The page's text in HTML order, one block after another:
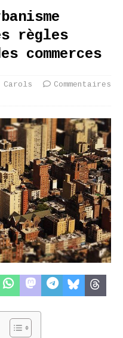
règles
commerces
Carols
Commentaires